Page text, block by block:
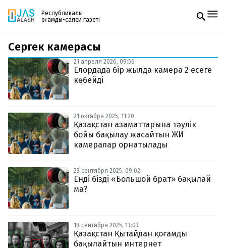
Республикалық
қоғамдық-саяси газеті
Жаңалықтар
Спорт
Live
Руханият
Аймақ
Архив
Заң және тәртіп
Редакциямен байланыс
+7 708 604 51 06
Жарнама бөлімі
Пошта
zhasalash100@gmail.com
Газетке жазылу
PDF форматтағы газетті ай сайын электронды
поштаңызға алып отырыңыз. Жаңа нөмір
шыққан сәтте сізге бірден жіберіледі. Тек email
Сергек камерасы
21 апреля 2026, 09:56
Елордада бір жылда камера 2 есеге
көбейді
21 октября 2025, 11:20
Қазақстан азаматтарына тәулік
бойы бақылау жасайтын ЖИ
камералар орнатылады
23 сентября 2025, 09:02
Енді бізді «Большой брат» бақылай
ма?
18 сентября 2025, 13:03
Қазақстан Қытайдан қоғамды
бақылайтын интернет